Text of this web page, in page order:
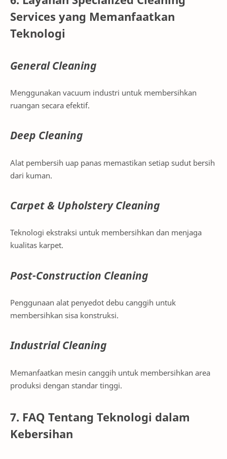
Services yang Memanfaatkan
Teknologi
General Cleaning
Menggunakan vacuum industri untuk membersihkan
ruangan secara efektif.
Deep Cleaning
Alat pembersih uap panas memastikan setiap sudut bersih
dari kuman.
Carpet & Upholstery Cleaning
Teknologi ekstraksi untuk membersihkan dan menjaga
kualitas karpet.
Post-Construction Cleaning
Penggunaan alat penyedot debu canggih untuk
membersihkan sisa konstruksi.
Industrial Cleaning
Memanfaatkan mesin canggih untuk membersihkan area
produksi dengan standar tinggi.
7. FAQ Tentang Teknologi dalam
Kebersihan